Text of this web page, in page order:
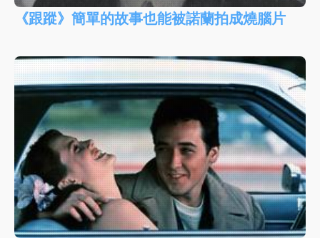
《跟蹤》簡單的故事也能被諾蘭拍成燒腦片